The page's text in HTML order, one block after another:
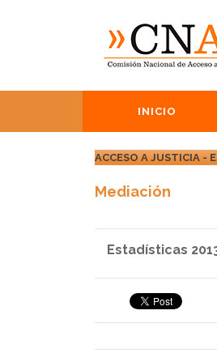
INICIO
ACCESO A JUSTICIA -
Mediación
Estadísticas